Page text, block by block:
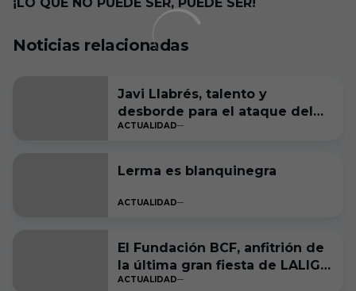
Noticias relacionadas
Javi Llabrés, talento y
desborde para el ataque del
Burgos CF
ACTUALIDAD
Lerma es blanquinegra
ACTUALIDAD
El Fundación BCF, anfitrión de
la última gran fiesta de LALIGA
Genuine Moeve
ACTUALIDAD